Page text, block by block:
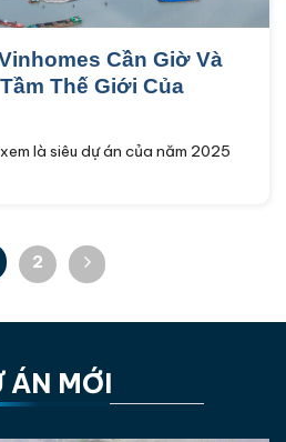
Cần Giờ Và
Thế Giới Của
là siêu dự án của năm 2025
2
ÁN MỚI